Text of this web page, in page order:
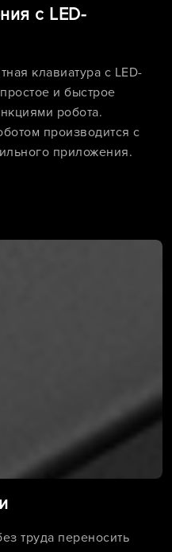
с LED-
клавиатура с LED-
и быстрое
робота.
производится с
приложения.
труда переносить